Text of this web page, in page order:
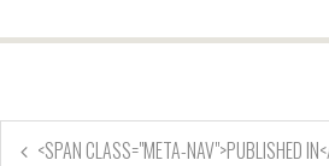
<SPAN CLASS="META-NAV">PUBLISHED